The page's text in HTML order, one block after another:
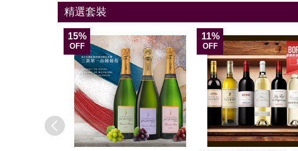
精選套裝
15%
OFF
11%
OFF